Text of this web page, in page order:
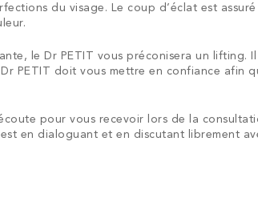
du visage. Le coup d’éclat est
le Dr PETIT vous préconisera un lifting.
Dr PETIT doit vous mettre en confiance afin
pour vous recevoir lors de la
en dialoguant et en discutant librement